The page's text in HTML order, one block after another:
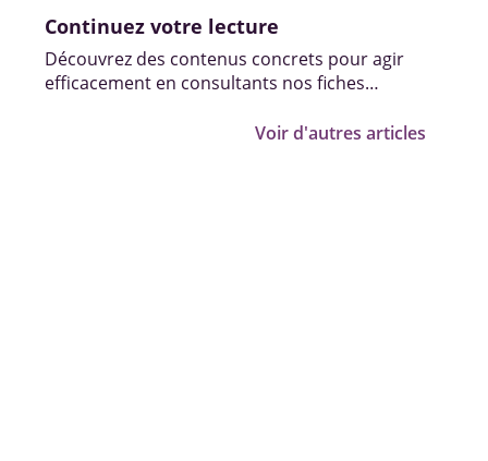
Continuez votre lecture
Découvrez des contenus concrets pour agir
efficacement en consultants nos fiches
Voir d'autres articles